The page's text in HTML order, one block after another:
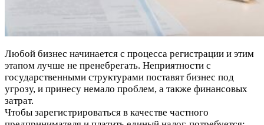
Любой бизнес начинается с процесса регистрации и этим
этапом лучше не пренебрегать. Неприятности с
государственными структурами поставят бизнес под
угрозу, и принесу немало проблем, а также финансовых
затрат.
Чтобы зарегистрироваться в качестве частного